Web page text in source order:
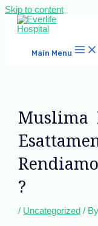
Skip to content
Main Menu
Muslima
?
/ Uncategorized /